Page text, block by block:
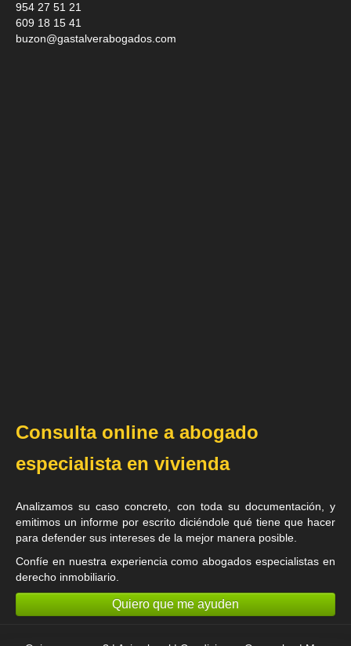
954 27 51 21
609 18 15 41
buzon@gastalverabogados.com
Consulta online a abogado
especialista en vivienda
Analizamos su caso concreto, con toda su documentación, y
emitimos un informe por escrito diciéndole qué tiene que hacer
para defender sus intereses de la mejor manera posible.
Confíe en nuestra experiencia comoabogados especialistas en
derecho inmobiliario
Quiero que me ayuden